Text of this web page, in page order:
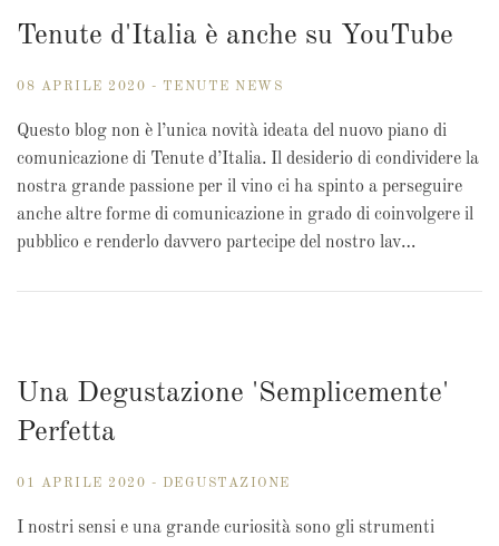
Tenute d'Italia è anche su YouTube
08 APRILE 2020 - TENUTE NEWS
Questo blog non è l’unica novità ideata del nuovo piano di
comunicazione di Tenute d’Italia. Il desiderio di condividere la
nostra grande passione per il vino ci ha spinto a perseguire
anche altre forme di comunicazione in grado di coinvolgere il
pubblico e renderlo davvero partecipe del nostro lav…
Una Degustazione 'Semplicemente'
Perfetta
01 APRILE 2020 - DEGUSTAZIONE
I nostri sensi e una grande curiosità sono gli strumenti